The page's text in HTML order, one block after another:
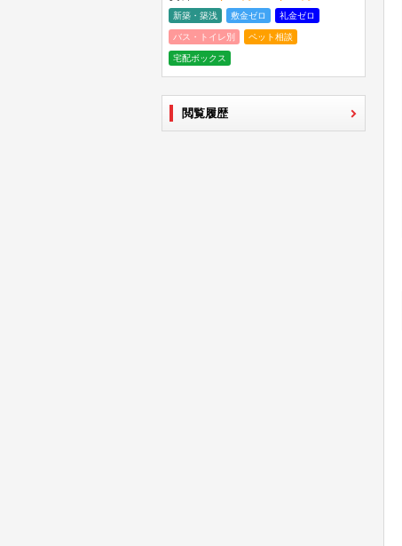
新築・築浅 敷金ゼロ 礼金ゼロ
バス・トイレ別 ペット相談
宅配ボックス
閲覧履歴